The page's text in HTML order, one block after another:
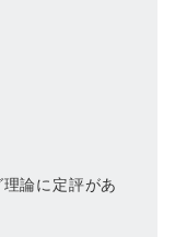
論に定評があ